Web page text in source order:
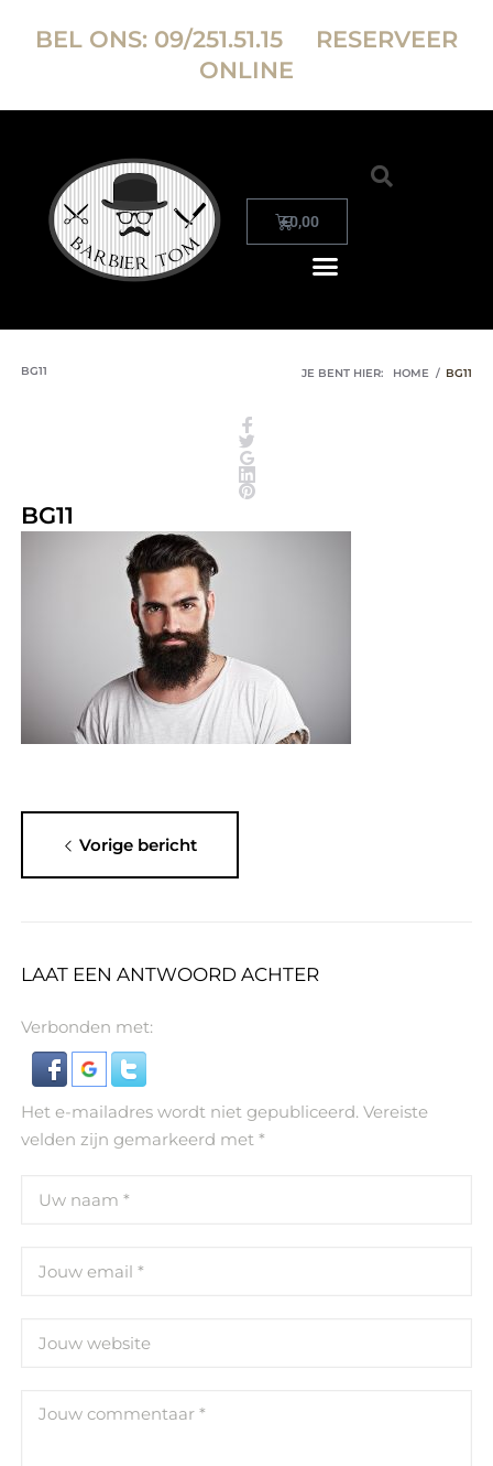
BEL ONS: 09/251.51.15
RESERVEER
ONLINE
€0,00
BG11 JE BENT HIER: HOME / BG11
BG11
Vorige bericht
LAAT EEN ANTWOORD ACHTER
Verbonden met:
Het e-mailadres wordt niet gepubliceerd. Vereiste
velden zijn gemarkeerd met *